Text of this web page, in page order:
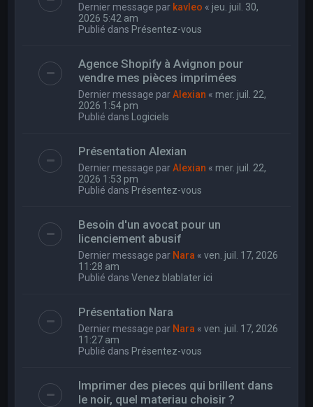
Dernier message par kavleo « jeu. juil. 30,
2026 5:42 am
Publié dans Présentez-vous
Agence Shopify à Avignon pour
vendre mes pièces imprimées
Dernier message parAlexian « mer. juil. 22,
2026 1:54 pm
Publié dans Logiciels
Présentation Alexian
Dernier message parAlexian « mer. juil. 22,
2026 1:53 pm
Publié dans Présentez-vous
Besoin d'un avocat pour un
licenciement abusif
Dernier message par Nara «ven. juil. 17, 2026
11:28 am
Publié dansVenez blablater ici
Présentation Nara
Dernier message par Nara «ven. juil. 17, 2026
11:27 am
Publié dans Présentez-vous
Imprimer des pieces qui brillent dans
le noir, quel materiau choisir ?